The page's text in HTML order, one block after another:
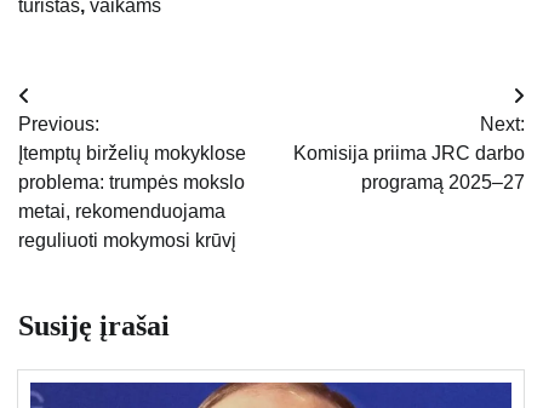
turistas, vaikams
Navigacija
tarp
įrašų
Previous:
Įtemptų birželių mokyklose
problema: trumpės mokslo
metai, rekomenduojama
reguliuoti mokymosi krūvį
Next:
Komisija priima JRC darbo
programą 2025–27
Susiję įrašai